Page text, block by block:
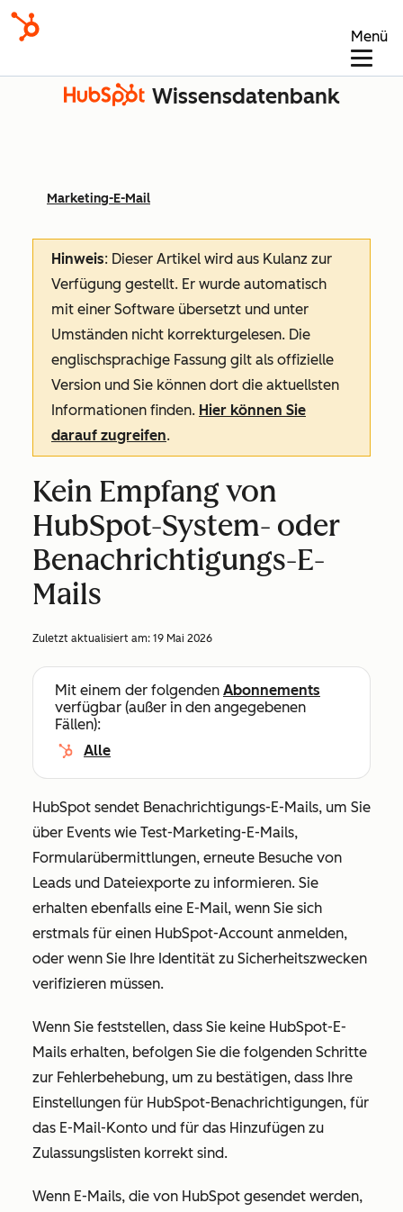
Menü
Wissensdatenbank
Marketing-E-Mail
Hinweis: Dieser Artikel wird aus Kulanz zur
Verfügung gestellt. Er wurde automatisch
mit einer Software übersetzt und unter
Umständen nicht korrekturgelesen. Die
englischsprachige Fassung gilt als offizielle
Version und Sie können dort die aktuellsten
Informationen finden. Hier können Sie
darauf zugreifen.
Kein Empfang von
HubSpot-System- oder
Benachrichtigungs-E-
Mails
Zuletzt aktualisiert am: 19 Mai 2026
Mit einem der folgenden Abonnements
verfügbar (außer in den angegebenen
Fällen):
Alle
HubSpot sendet Benachrichtigungs-E-Mails, um Sie
über Events wie Test-Marketing-E-Mails,
Formularübermittlungen, erneute Besuche von
Leads und Dateiexporte zu informieren. Sie
erhalten ebenfalls eine E-Mail, wenn Sie sich
erstmals für einen HubSpot-Account anmelden,
oder wenn Sie Ihre Identität zu Sicherheitszwecken
verifizieren müssen.
Wenn Sie feststellen, dass Sie keine HubSpot-E-
Mails erhalten, befolgen Sie die folgenden Schritte
zur Fehlerbehebung, um zu bestätigen, dass Ihre
Einstellungen für HubSpot-Benachrichtigungen, für
das E-Mail-Konto und für das Hinzufügen zu
Zulassungslisten korrekt sind.
Wenn E-Mails, die von HubSpot gesendet werden,